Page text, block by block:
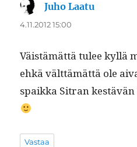
Juho Laatu
4.11.2012 15:00
Väistämät­tä tulee kyl­lä
ehkä vält­tämät­tä ole
s­paik­ka Sitran
Vastaa